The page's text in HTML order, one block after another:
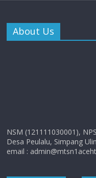
About Us
NSM (121111030001),
Desa Peulalu, Simpang
email :